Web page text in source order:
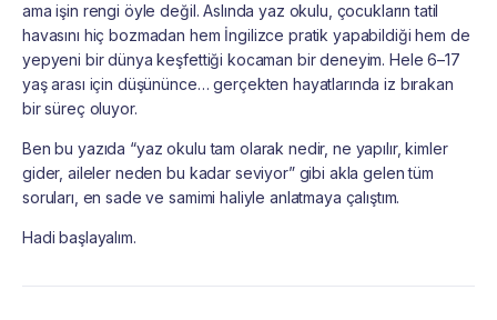
ama işin rengi öyle değil. Aslında yaz okulu, çocukların tatil
havasını hiç bozmadan hem İngilizce pratik yapabildiği hem de
yepyeni bir dünya keşfettiği kocaman bir deneyim. Hele 6–17
yaş arası için düşününce… gerçekten hayatlarında iz bırakan
bir süreç oluyor.
Ben bu yazıda “yaz okulu tam olarak nedir, ne yapılır, kimler
gider, aileler neden bu kadar seviyor” gibi akla gelen tüm
soruları, en sade ve samimi haliyle anlatmaya çalıştım.
Hadi başlayalım.